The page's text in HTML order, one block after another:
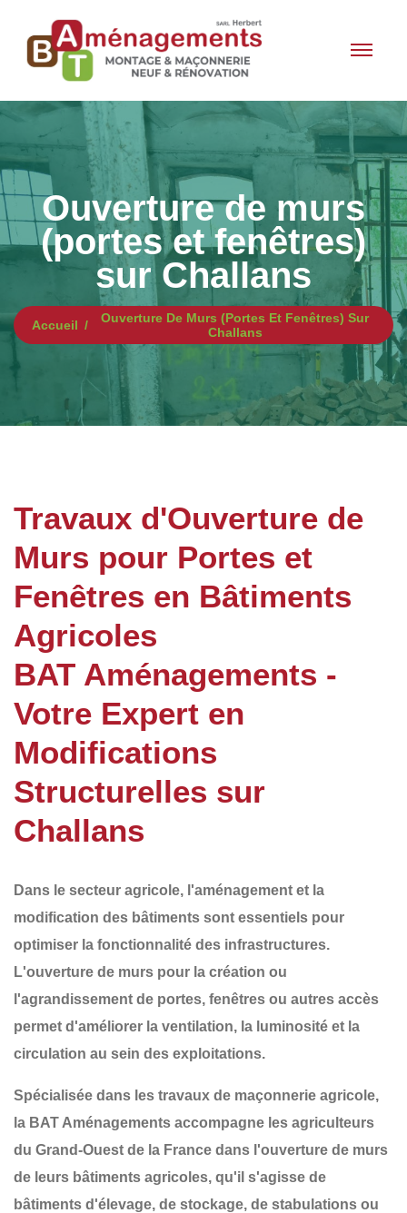
Ouverture de murs
(portes et fenêtres)
sur Challans
Accueil
Ouverture De Murs (portes Et Fenêtres) Sur
Challans
Travaux d'Ouverture de
Murs pour Portes et
Fenêtres en Bâtiments
Agricoles
BAT Aménagements -
Votre Expert en
Modifications
Structurelles sur
Challans
Dans le secteur agricole, l'aménagement et la
modification des bâtiments sont essentiels pour
optimiser la fonctionnalité des infrastructures.
L'ouverture de murs pour la création ou
l'agrandissement de portes, fenêtres ou autres accès
permet d'améliorer la ventilation, la luminosité et la
circulation au sein des exploitations.
Spécialisée dans les travaux de maçonnerie agricole,
la BAT Aménagements accompagne les agriculteurs
du Grand-Ouest de la France dans l'ouverture de murs
de leurs bâtiments agricoles, qu'il s'agisse de
bâtiments d'élevage, de stockage, de stabulations ou